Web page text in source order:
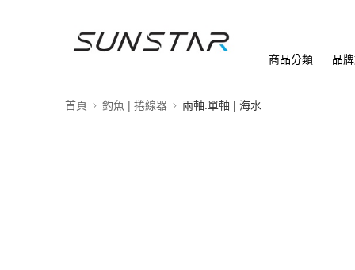
商品分類 品
首頁 釣魚 | 捲線器 兩軸.單軸 | 海水